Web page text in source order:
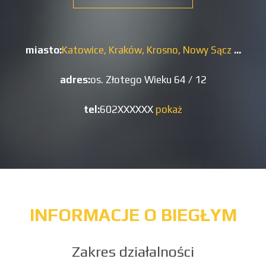
miasto:Katowice, Kraków, Krosno, Nowy Sącz ...
adres:os. Złotego Wieku 64 / 12
tel:602XXXXXX pokaż
INFORMACJE O BIEGŁYM
Zakres działalności